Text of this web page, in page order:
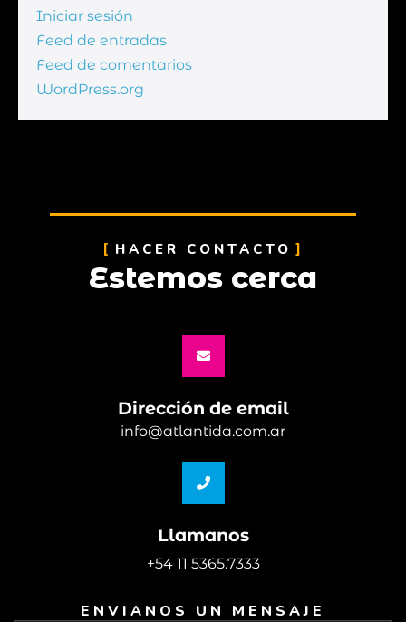
Iniciar sesión
Feed de entradas
Feed de comentarios
WordPress.org
HACER CONTACTO
Estemos cerca
Dirección de email
info@atlantida.com.ar
Llamanos
+54 11 5365.7333
ENVIANOS UN MENSAJE